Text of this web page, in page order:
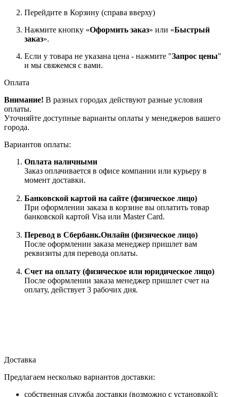
Перейдите в Корзину (справа вверху)
Нажмите кнопку «Оформить заказ» или «Быстрый
заказ».
Если у товара не указана цена - нажмите "Запрос цены"
и мы свяжемся с вами.
Оплата
Внимание! В разных городах действуют разные условия
оплаты.
Уточняйте доступные варианты оплаты у менеджеров вашего
города.
Вариантов оплаты:
Оплата наличными
Заказ оплачивается в офисе компании или курьеру в
момент доставки.
Банковской картой на сайте (физическое лицо)
При оформлении заказа в корзине вы оплатить товар
банковской картой Visa или Master Card.
Перевод в Сбербанк.Онлайн (физическое лицо)
После оформлении заказа менеджер пришлет вам
реквизиты для перевода оплаты.
Счет на оплату (физическое или юридическое лицо)
После оформлении заказа менеджер пришлет счет на
оплату, действует 3 рабочих дня.
Доставка
Предлагаем несколько вариантов доставки:
собственная служба доставки (возможно с установкой);